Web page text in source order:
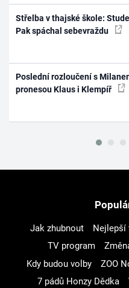
Střelba v thajské škole:
Pak spáchal sebevraždu
Poslední rozloučení s
pronesou Klaus i Klempíř
Jak zhubnout Nejlepší
TV program
Kdy budou volby
ZOO
7 pádů Honzy Dědka